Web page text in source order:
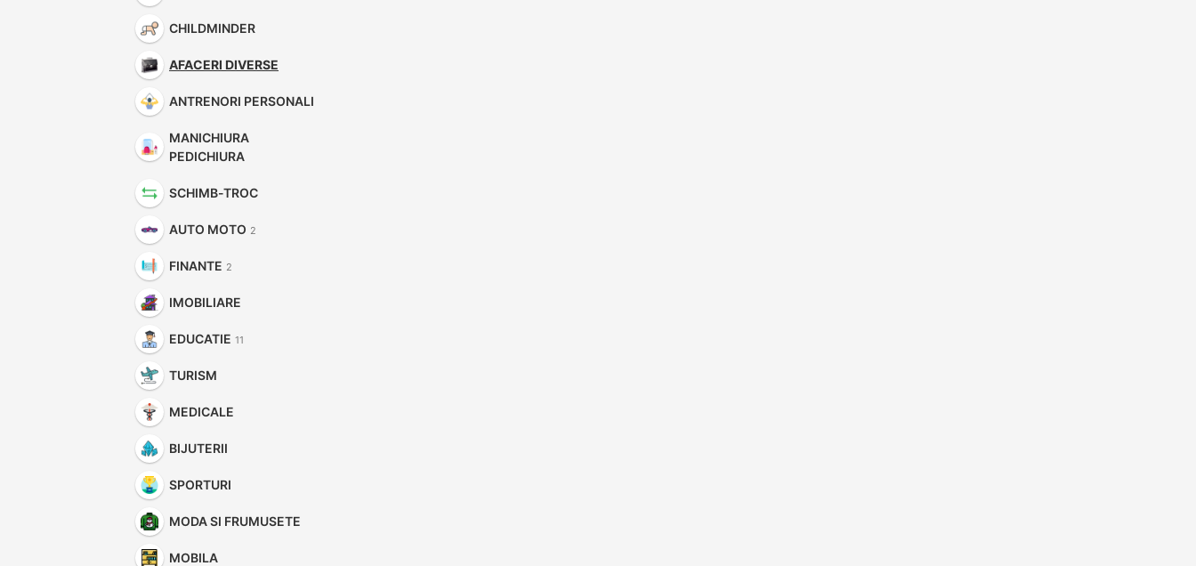
CHILDMINDER
AFACERI DIVERSE
ANTRENORI PERSONALI
MANICHIURA
PEDICHIURA
SCHIMB-TROC
AUTO MOTO 2
FINANTE 2
IMOBILIARE
EDUCATIE 11
TURISM
MEDICALE
BIJUTERII
SPORTURI
MODA SI FRUMUSETE
MOBILA